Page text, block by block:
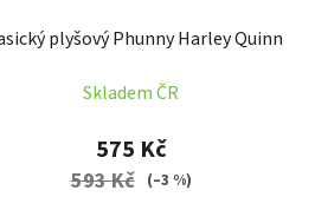
plyšový Phunny Harley Quinn
Skladem ČR
575 Kč
593 Kč (–3 %)